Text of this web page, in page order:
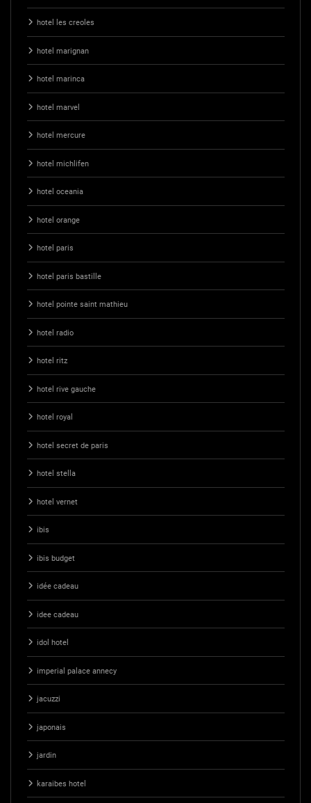
hotel les creoles
hotel marignan
hotel marinca
hotel marvel
hotel mercure
hotel michlifen
hotel oceania
hotel orange
hotel paris
hotel paris bastille
hotel pointe saint mathieu
hotel radio
hotel ritz
hotel rive gauche
hotel royal
hotel secret de paris
hotel stella
hotel vernet
ibis
ibis budget
idée cadeau
idee cadeau
idol hotel
imperial palace annecy
jacuzzi
japonais
jardin
karaibes hotel